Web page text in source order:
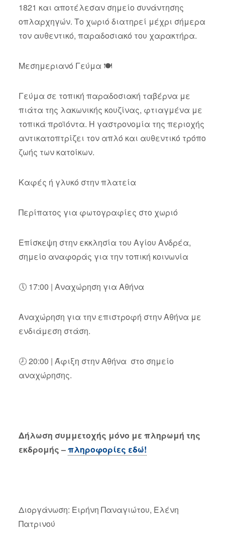
1821 και αποτέλεσαν σημείο συνάντησης
οπλαρχηγών. Το χωριό διατηρεί μέχρι σήμερα
τον αυθεντικό, παραδοσιακό του χαρακτήρα.
Μεσημεριανό Γεύμα 🍽️
Γεύμα σε τοπική παραδοσιακή ταβέρνα με
πιάτα της λακωνικής κουζίνας, φτιαγμένα με
τοπικά προϊόντα. Η γαστρονομία της περιοχής
αντικατοπτρίζει τον απλό και αυθεντικό τρόπο
ζωής των κατοίκων.
Καφές ή γλυκό στην πλατεία
Περίπατος για φωτογραφίες στο χωριό
Επίσκεψη στην εκκλησία του Αγίου Ανδρέα,
σημείο αναφοράς για την τοπική κοινωνία
🕔 17:00 | Αναχώρηση για Αθήνα
Αναχώρηση για την επιστροφή στην Αθήνα με
ενδιάμεση στάση.
🕗 20:00 | Άφιξη στην Αθήνα στο σημείο
αναχώρησης.
Δήλωση συμμετοχής μόνο με πληρωμή της
εκδρομής –πληροφορίες εδώ!
Διοργάνωση: Ειρήνη Παναγιώτου, Ελένη
Πατρινού